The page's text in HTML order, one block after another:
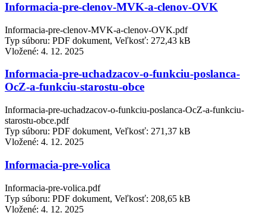
Informacia-pre-clenov-MVK-a-clenov-OVK
Informacia-pre-clenov-MVK-a-clenov-OVK.pdf
Typ súboru: PDF dokument, Veľkosť: 272,43 kB
Vložené: 4. 12. 2025
Informacia-pre-uchadzacov-o-funkciu-poslanca-
OcZ-a-funkciu-starostu-obce
Informacia-pre-uchadzacov-o-funkciu-poslanca-OcZ-a-funkciu-
starostu-obce.pdf
Typ súboru: PDF dokument, Veľkosť: 271,37 kB
Vložené: 4. 12. 2025
Informacia-pre-volica
Informacia-pre-volica.pdf
Typ súboru: PDF dokument, Veľkosť: 208,65 kB
Vložené: 4. 12. 2025